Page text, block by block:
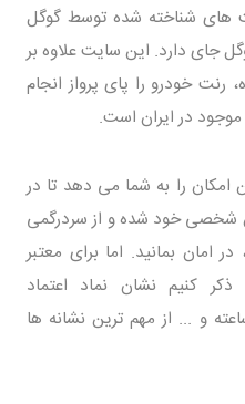
های شناخته شده توسط گوگل
جای دارد. این سایت علاوه بر
خودرو را پای پرواز انجام
در ایران است.
امکان را به شما می دهد تا در
شخصی خود شده و از سردرگمی
امان بمانید. اما برای معتبر
کنیم نشان نماد اعتماد
تلفن پشتیبانی 24 ساعته و ... از مهم ترین نشانه ها